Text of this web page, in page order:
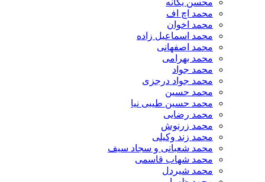
محمد اچ اف
محمد اخوان
محمد اسماعیل زاده
محمد اصفهانی
محمد بهرامی
محمد جواد
محمد جواد درجزی
محمد حسین
محمد حسین طیبی نیا
محمد رضایی
محمد زرنوش
محمد زند وکیلی
محمد شعبانی و سجاد سیف
محمد شهاب قاسمی
​محمد شیردل